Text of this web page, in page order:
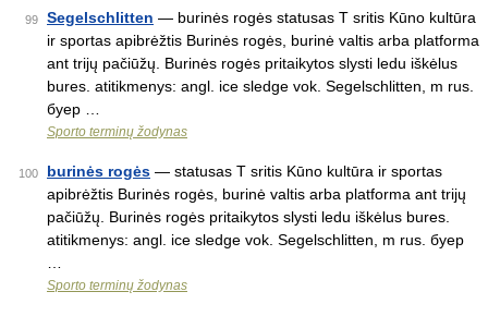
99 Segelschlitten — burinės rogės statusas T sritis Kūno kultūra
ir sportas apibrėžtis Burinės rogės, burinė valtis arba platforma
ant trijų pačiūžų. Burinės rogės pritaikytos slysti ledu iškėlus
bures. atitikmenys: angl. ice sledge vok. Segelschlitten, m rus.
буер …
Sporto terminų žodynas
100 burinės rogės — statusas T sritis Kūno kultūra ir sportas
apibrėžtis Burinės rogės, burinė valtis arba platforma ant trijų
pačiūžų. Burinės rogės pritaikytos slysti ledu iškėlus bures.
atitikmenys: angl. ice sledge vok. Segelschlitten, m rus. буер
Sporto terminų žodynas